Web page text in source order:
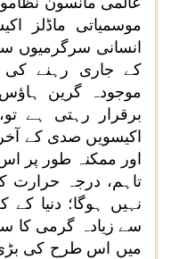
موسمیاتی ماڈلز
انسانی سرگرمیوں
کے جاری رہنے کی
موجودہ گرین
برقرار رہتی ہے
اکیسویں صدی کے
اور ممکنہ طور پر
تاہم، درجہ حرارت
نہیں ہوگا؛ دنیا
سے زیادہ گرمی کا
میں اس طرح کی بڑی